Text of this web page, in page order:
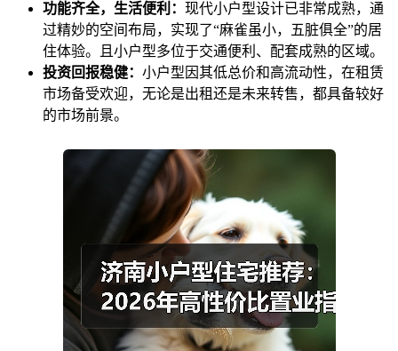
功能齐全，生活便利： 现代小户型设计已非常成熟，通
过精妙的空间布局，实现了“麻雀虽小，五脏俱全”的居
住体验。且小户型多位于交通便利、配套成熟的区域。
投资回报稳健： 小户型因其低总价和高流动性，在租赁
市场备受欢迎，无论是出租还是未来转售，都具备较好
的市场前景。